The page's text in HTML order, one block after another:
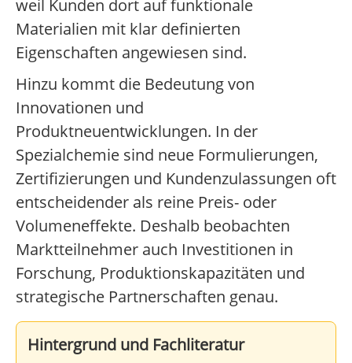
weil Kunden dort auf funktionale
Materialien mit klar definierten
Eigenschaften angewiesen sind.
Hinzu kommt die Bedeutung von
Innovationen und
Produktneuentwicklungen. In der
Spezialchemie sind neue Formulierungen,
Zertifizierungen und Kundenzulassungen oft
entscheidender als reine Preis- oder
Volumeneffekte. Deshalb beobachten
Marktteilnehmer auch Investitionen in
Forschung, Produktionskapazitäten und
strategische Partnerschaften genau.
Hintergrund und Fachliteratur